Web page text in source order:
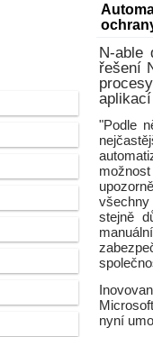
N-able
řešení
"Podle
stejně
nyní